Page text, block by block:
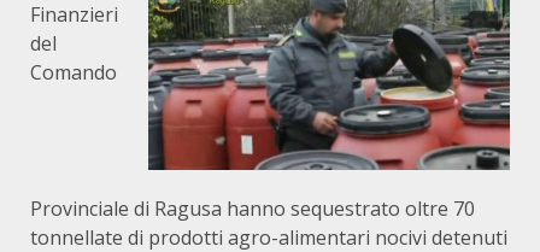
Finanzieri
del
Comando
Provinciale di Ragusa hanno sequestrato oltre 70
tonnellate di prodotti agro-alimentari nocivi detenuti